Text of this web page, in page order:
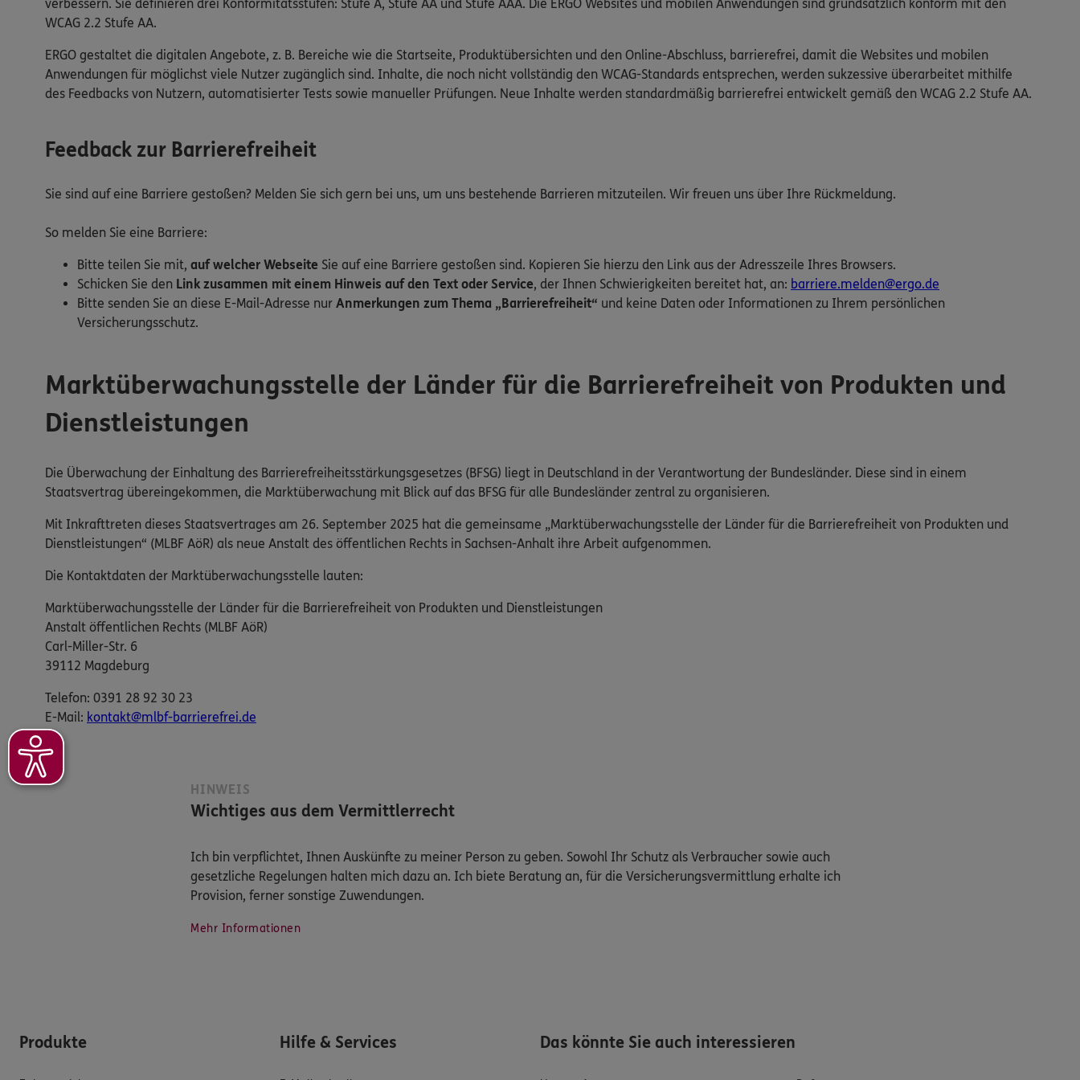
verbessern. Sie definieren drei Konformitätsstufen: Stufe A, Stufe AA und Stufe AAA. Die ERGO Websites und mobilen Anwendungen sind grundsätzlich konform mit den
WCAG 2.2 Stufe AA.
ERGO gestaltet die digitalen Angebote, z. B. Bereiche wie die Startseite, Produktübersichten und den Online-Abschluss, barrierefrei, damit die Websites und mobilen
Anwendungen für möglichst viele Nutzer zugänglich sind. Inhalte, die noch nicht vollständig den WCAG-Standards entsprechen, werden sukzessive überarbeitet mithilfe
des Feedbacks von Nutzern, automatisierter Tests sowie manueller Prüfungen. Neue Inhalte werden standardmäßig barrierefrei entwickelt gemäß den WCAG 2.2 Stufe AA.
Feedback zur Barrierefreiheit
Sie sind auf eine Barriere gestoßen? Melden Sie sich gern bei uns, um uns bestehende Barrieren mitzuteilen. Wir freuen uns über Ihre Rückmeldung.
So melden Sie eine Barriere:
Bitte teilen Sie mit, auf welcher Webseite Sie auf eine Barriere gestoßen sind. Kopieren Sie hierzu den Link aus der Adresszeile Ihres Browsers.
Schicken Sie den Link zusammen mit einem Hinweis auf den Text oder Service, der Ihnen Schwierigkeiten bereitet hat, an: barriere.melden@ergo.de
Bitte senden Sie an diese E-Mail-Adresse nur Anmerkungen zum Thema „Barrierefreiheit“ und keine Daten oder Informationen zu Ihrem persönlichen
Versicherungsschutz.
Marktüberwachungsstelle der Länder für die Barrierefreiheit von Produkten und
Dienstleistungen
Die Überwachung der Einhaltung des Barrierefreiheitsstärkungsgesetzes (BFSG) liegt in Deutschland in der Verantwortung der Bundesländer. Diese sind in einem
Staatsvertrag übereingekommen, die Marktüberwachung mit Blick auf das BFSG für alle Bundesländer zentral zu organisieren.
Mit Inkrafttreten dieses Staatsvertrages am 26. September 2025 hat die gemeinsame „Marktüberwachungsstelle der Länder für die Barrierefreiheit von Produkten und
Dienstleistungen“ (MLBF AöR) als neue Anstalt des öffentlichen Rechts in Sachsen-Anhalt ihre Arbeit aufgenommen.
Die Kontaktdaten der Marktüberwachungsstelle lauten:
Marktüberwachungsstelle der Länder für die Barrierefreiheit von Produkten und Dienstleistungen
Anstalt öffentlichen Rechts (MLBF AöR)
Carl-Miller-Str. 6
39112 Magdeburg
Telefon: 0391 28 92 30 23
E-​Mail: kontakt@mlbf-barrierefrei.de
HINWEIS
Wichtiges aus dem Vermittlerrecht
Ich bin verpflichtet, Ihnen Auskünfte zu meiner Person zu geben. Sowohl Ihr Schutz als Verbraucher sowie auch
gesetzliche Regelungen halten mich dazu an. Ich biete Beratung an, für die Versicherungsvermittlung erhalte ich
Provision, ferner sonstige Zuwendungen.
Mehr Informationen
Produkte Hilfe & Services Das könnte Sie auch interessieren